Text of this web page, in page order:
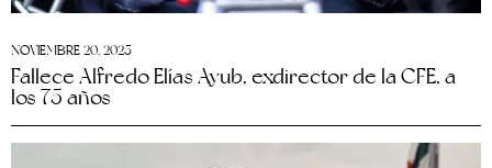
NOVIEMBRE 20, 2025
Fallece Alfredo Elías Ayub, exdirector de la CFE, a
los 75 años